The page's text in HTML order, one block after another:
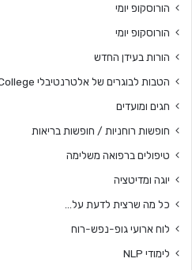
הורוסקופ יומי
הורוסקופ יומי
הורות בעידן החדש
הטבות לבוגרים של אלטרנטיבלי College
חגים ומועדים
חופשות רוחניות / חופשות בריאות
טיפולים ברפואה משלימה
יוגה ומדיטציה
כל מה שרצית לדעת על…
לוח ארועי גופ-נפש-רוח
לימודי NLP